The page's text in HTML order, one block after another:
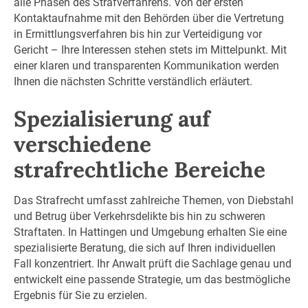
Kontaktaufnahme mit den Behörden über die Vertretung
in Ermittlungsverfahren bis hin zur Verteidigung vor
Gericht – Ihre Interessen stehen stets im Mittelpunkt. Mit
einer klaren und transparenten Kommunikation werden
Ihnen die nächsten Schritte verständlich erläutert.
Spezialisierung auf
verschiedene
strafrechtliche Bereiche
Das Strafrecht umfasst zahlreiche Themen, von Diebstahl
und Betrug über Verkehrsdelikte bis hin zu schweren
Straftaten. In Hattingen und Umgebung erhalten Sie eine
spezialisierte Beratung, die sich auf Ihren individuellen
Fall konzentriert. Ihr Anwalt prüft die Sachlage genau und
entwickelt eine passende Strategie, um das bestmögliche
Ergebnis für Sie zu erzielen.